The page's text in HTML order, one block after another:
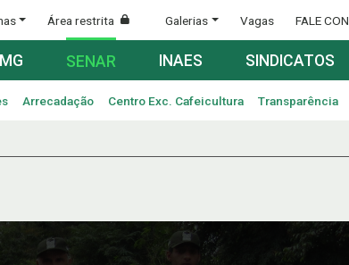
Área restrita Galerias Vagas FALE
SENAR INAES SINDICATOS
Arrecadação Centro Exc. Cafeicultura Transparência